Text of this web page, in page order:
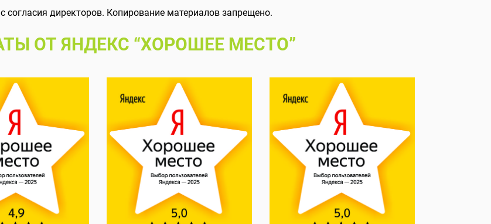
директоров. Копирование материалов запрещено.
ОТ ЯНДЕКС “ХОРОШЕЕ МЕСТО”